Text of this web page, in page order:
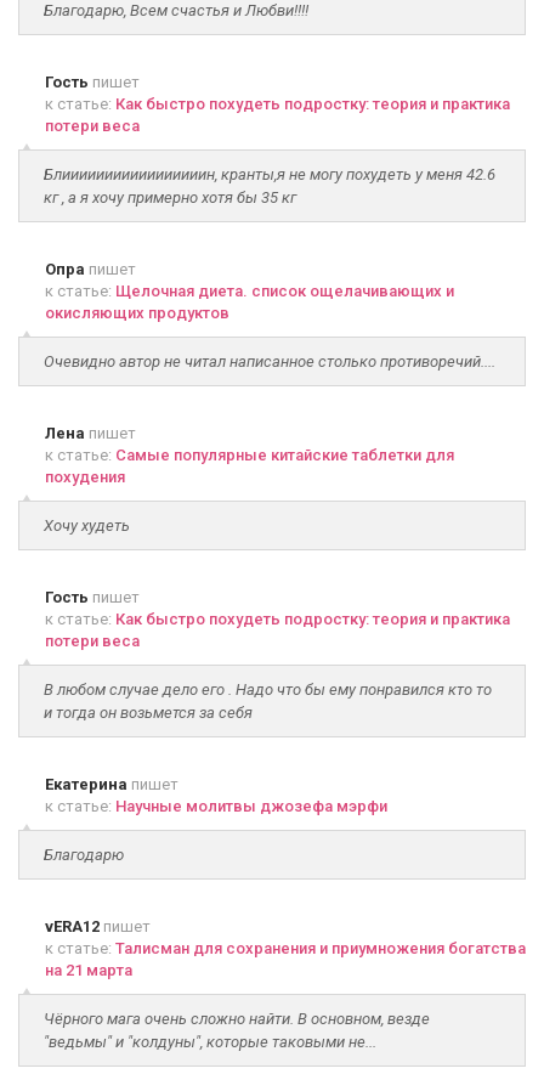
Благодарю, Всем счастья и Любви!!!!
Гость пишет
к статье: Как быстро похудеть подростку: теория и практика
потери веса
Блииииииииииииииииин, кранты,я не могу похудеть у меня 42.6
кг , а я хочу примерно хотя бы 35 кг
Опра пишет
к статье: Щелочная диета. список ощелачивающих и
окисляющих продуктов
Очевидно автор не читал написанное столько противоречий....
Лена пишет
к статье: Самые популярные китайские таблетки для
похудения
Хочу худеть
Гость пишет
к статье: Как быстро похудеть подростку: теория и практика
потери веса
В любом случае дело его . Надо что бы ему понравился кто то
и тогда он возьмется за себя
Екатерина пишет
к статье: Научные молитвы джозефа мэрфи
Благодарю
vERA12 пишет
к статье: Талисман для сохранения и приумножения богатства
на 21 марта
Чёрного мага очень сложно найти. В основном, везде
"ведьмы" и "колдуны", которые таковыми не...